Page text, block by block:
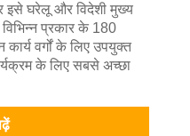
इसे घरेलू और विदेशी मुख्य
प्रकार के 180
कार्य वर्गों के लिए उपयुक्त
के लिए सबसे अच्छा